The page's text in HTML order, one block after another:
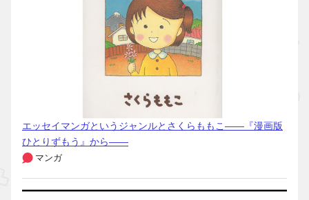
エッセイマンガというジャンルとさくらももこ――『漫画版
ひとりずもう』から――
マンガ